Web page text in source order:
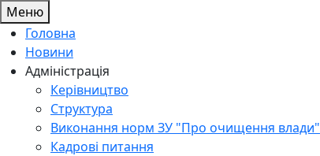
Меню
Головна
Новини
Адміністрація
Керівництво
Структура
Виконання норм ЗУ "Про очищення влади"
Кадрові питання